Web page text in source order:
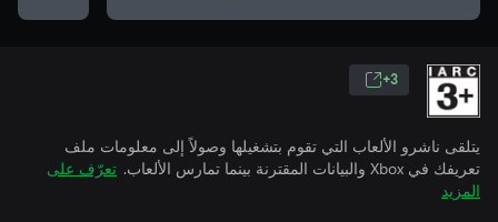
3+
يتلقى ناشرو الألعاب التي تقوم بتشغيلها وصولاً إلى معلومات ملف
تعريفك في Xbox والبيانات المقترنة بينما تمارس الألعاب.
تعرّف على
المزيد